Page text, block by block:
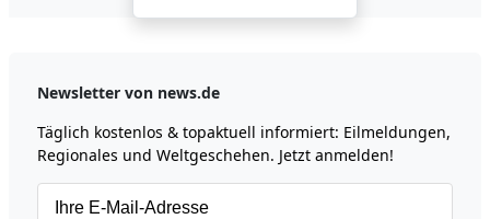
Newsletter von news.de
Täglich kostenlos & topaktuell informiert: Eilmeldungen,
Regionales und Weltgeschehen. Jetzt anmelden!